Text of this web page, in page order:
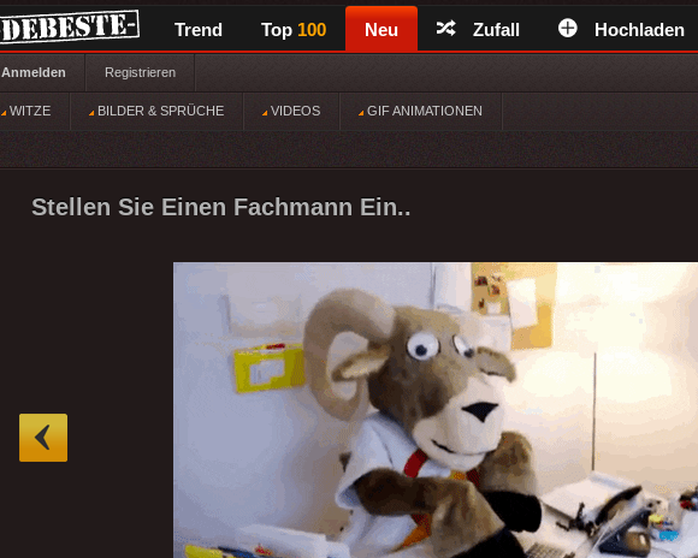
Trend Top 100 Neu Zufall Hochladen
Anmelden Registrieren
WITZE BILDER & SPRÜCHE VIDEOS GIF ANIMATIONEN
Stellen Sie Einen Fachmann Ein..